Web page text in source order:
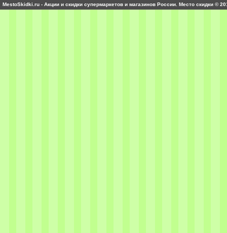
MestoSkidki.ru - Акции и скидки супермаркетов и магазинов России. Место скидки ©